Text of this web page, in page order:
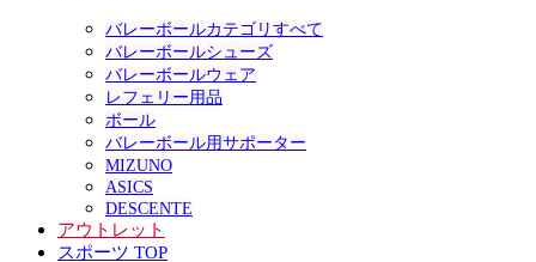
バレーボールカテゴリすべて
バレーボールシューズ
バレーボールウェア
レフェリー用品
ボール
バレーボール用サポーター
MIZUNO
ASICS
DESCENTE
アウトレット
スポーツ TOP